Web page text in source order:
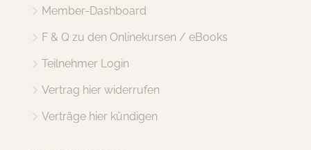
Member-Dashboard
F & Q zu den Onlinekursen / eBooks
Teilnehmer Login
Vertrag hier widerrufen
Verträge hier kündigen